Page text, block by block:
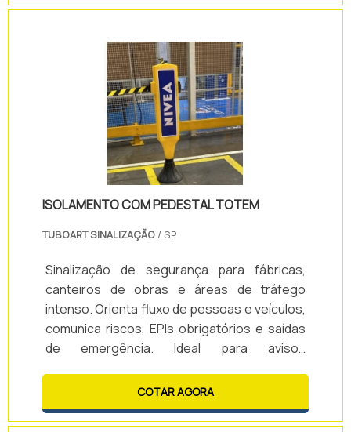
custo-benefício.
ISOLAMENTO COM PEDESTAL TOTEM
TUBOART SINALIZAÇÃO / SP
Sinalização de segurança para fábricas,
canteiros de obras e áreas de tráfego
intenso. Orienta fluxo de pessoas e veículos,
comunica riscos, EPIs obrigatórios e saídas
de emergência. Ideal para avisos
comunicação rápida em ambientes
industriais e comerciais.
COTAR AGORA